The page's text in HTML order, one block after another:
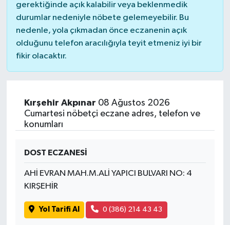
gerektiğinde açık kalabilir veya beklenmedik
durumlar nedeniyle nöbete gelemeyebilir. Bu
nedenle, yola çıkmadan önce eczanenin açık
olduğunu telefon aracılığıyla teyit etmeniz iyi bir
fikir olacaktır.
Kırşehir Akpınar 08 Ağustos 2026
Cumartesi nöbetçi eczane adres, telefon ve
konumları
DOST ECZANESİ
AHİ EVRAN MAH.M.ALİ YAPICI BULVARI NO: 4
KIRŞEHİR
Yol Tarifi Al 0 (386) 214 43 43